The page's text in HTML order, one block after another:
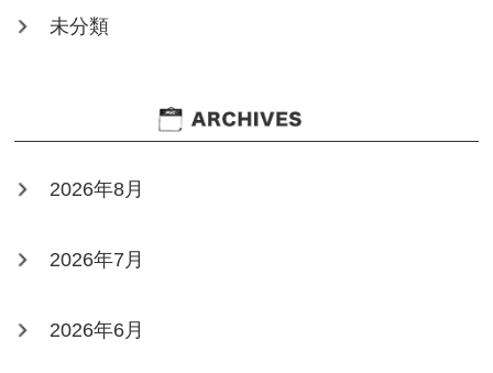
未分類
2026年8月
2026年7月
2026年6月